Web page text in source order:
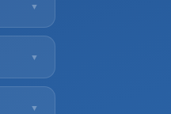
▼
▼
▼